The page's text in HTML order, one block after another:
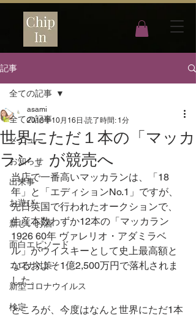
記事
全ての記事
メニュー
お知らせ
出来事
お遊び
新しいお酒
面白エピソード
コロナ対策
新型コロナウイルス
検定
全ての記事
世界にただ１本の「マッカ
ラン」が競売へ
asami
2018年10月16日 読了時間: 1分
当店で一番高いマッカランは、「18
年」と「エディションNo.1」ですが、
先日英国で行われたオークションで、
生産本数わずか12本の「マッカラン
1926 60年 ヴァレリオ・アダミラベ
ル」がウイスキーとして史上最高額と
なるおよそ1億2,500万円で落札されま
した。
ところが、今度はなんと世界にただ1本